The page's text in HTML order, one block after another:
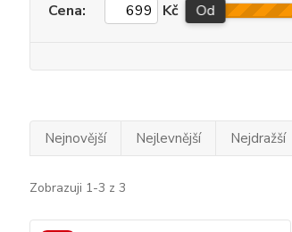
Cena: Kč Od
Nejnovější Nejlevnější Nejdražší
Zobrazuji 1-3 z 3